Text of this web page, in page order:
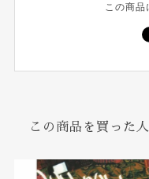
この商
この商品を買った